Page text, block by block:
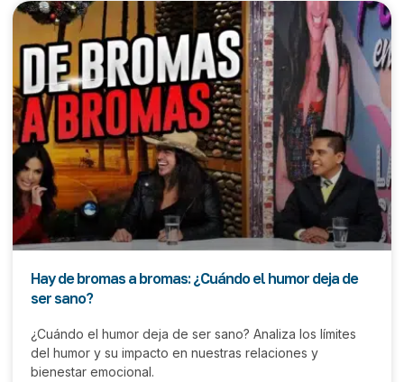
Hay de bromas a bromas: ¿Cuándo el humor deja de
ser sano?
¿Cuándo el humor deja de ser sano? Analiza los límites
del humor y su impacto en nuestras relaciones y
bienestar emocional.